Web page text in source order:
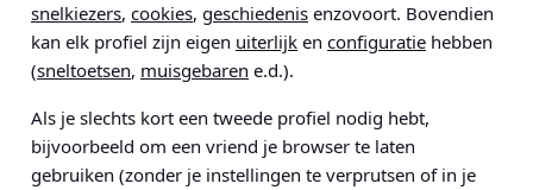
snelkiezers, cookies, geschiedenis enzovoort. Bovendien
kan elk profiel zijn eigen uiterlijk en configuratie hebben
(sneltoetsen, muisgebaren e.d.).
Als je slechts kort een tweede profiel nodig hebt,
bijvoorbeeld om een vriend je browser te laten
gebruiken (zonder je instellingen te verprutsen of in je